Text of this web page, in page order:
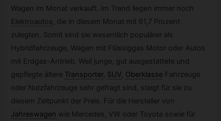
Wagen im Monat verkauft. Im Trend liegen immer noch
Elektroautos, die in diesem Monat mit 61,7 Prozent
zulegten. Somit sind sie wesentlich populärer als
Hybridfahrzeuge, Wagen mit Flüssiggas Motor oder Autos
mit Erdgas-Antrieb. Weil junge, gut ausgestattete und
gepflegte ältere Transporter, SUV, Oberklasse Fahrzeuge
oder Nutzfahrzeuge sehr gefragt sind, steigt für sie zu
diesem Zeitpunkt der Preis. Für die Hersteller von
Jahreswagen wie Mercedes, VW oder Toyota sowie für